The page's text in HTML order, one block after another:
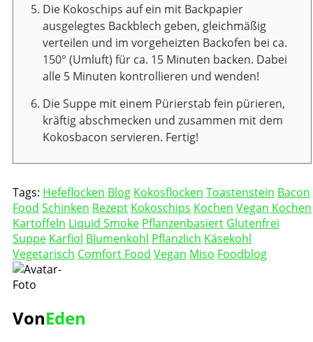
Die Kokoschips auf ein mit Backpapier
ausgelegtes Backblech geben, gleichmäßig
verteilen und im vorgeheizten Backofen bei ca.
150° (Umluft) für ca. 15 Minuten backen. Dabei
alle 5 Minuten kontrollieren und wenden!
Die Suppe mit einem Pürierstab fein pürieren,
kräftig abschmecken und zusammen mit dem
Kokosbacon servieren. Fertig!
Tags: Hefeflocken Blog Kokosflocken Toastenstein Bacon
Food Schinken Rezept Kokoschips Kochen Vegan Kochen
Kartoffeln Liquid Smoke Pflanzenbasiert Glutenfrei
Suppe Karfiol Blumenkohl Pflanzlich Käsekohl
Vegetarisch Comfort Food Vegan Miso Foodblog
VonEden